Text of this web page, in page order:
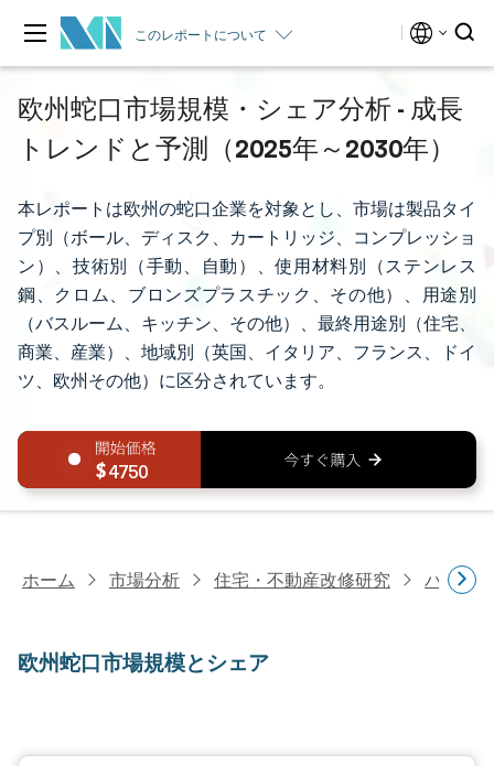
このレポートについて
欧州蛇口市場規模・シェア分析 - 成長
トレンドと予測（2025年～2030年）
本レポートは欧州の蛇口企業を対象とし、市場は製品タイ
プ別（ボール、ディスク、カートリッジ、コンプレッショ
ン）、技術別（手動、自動）、使用材料別（ステンレス
鋼、クロム、ブロンズプラスチック、その他）、用途別
（バスルーム、キッチン、その他）、最終用途別（住宅、
商業、産業）、地域別（英国、イタリア、フランス、ドイ
ツ、欧州その他）に区分されています。
4750
ホーム 市場分析 住宅・不動産改修研究 バスル
欧州蛇口市場規模とシェア